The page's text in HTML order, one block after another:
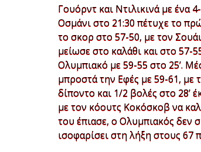
Γουόρντ και Ντιλικινά με ένα
Οσμάνι στο 21:30 πέτυχε το
το σκορ στο 57-50, με τον
μείωσε στο καλάθι και στο
Ολυμπιακό με 59-55 στο 25’.
μπροστά την Εφές με 59-61, με
δίποντο και 1/2 βολές στο 28’
με τον κόουτς Κοκόσκοβ να
του έπιασε, ο Ολυμπιακός δεν
ισοφαρίσει στη λήξη στους 67